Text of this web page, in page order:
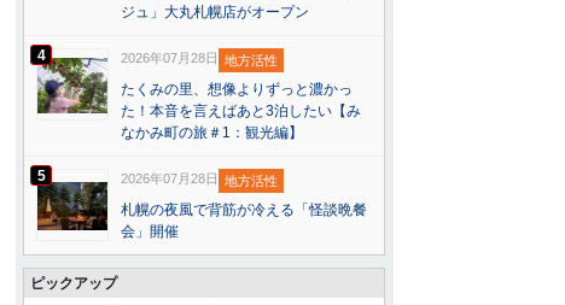
ジュ」大丸札幌店がオープン
4 2026年07月28日 地方活性
たくみの里、想像よりずっと濃かっ
た！本音を言えばあと3泊したい【み
なかみ町の旅＃1：観光編】
5 2026年07月28日 地方活性
札幌の夜風で背筋が冷える「怪談晩餐
会」開催
ピックアップ